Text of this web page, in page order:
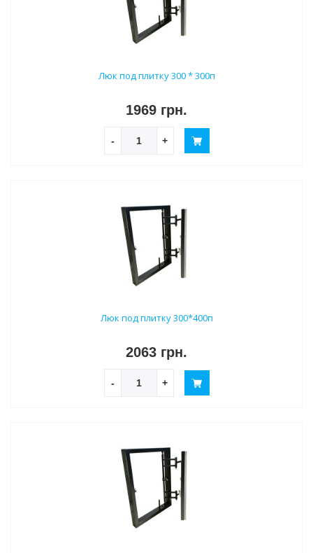
Люк под плитку 300 * 300п
1969 грн.
- +
Люк под плитку 300*400п
2063 грн.
- +